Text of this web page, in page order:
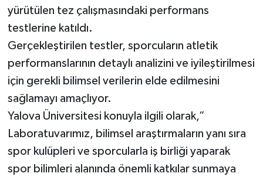
yürütülen tez çalışmasındaki performans
testlerine katıldı.
Gerçekleştirilen testler, sporcuların atletik
performanslarının detaylı analizini ve iyileştirilmesi
için gerekli bilimsel verilerin elde edilmesini
sağlamayı amaçlıyor.
Yalova Üniversitesi konuyla ilgili olarak,”
Laboratuvarımız, bilimsel araştırmaların yanı sıra
spor kulüpleri ve sporcularla iş birliği yaparak
spor bilimleri alanında önemli katkılar sunmaya